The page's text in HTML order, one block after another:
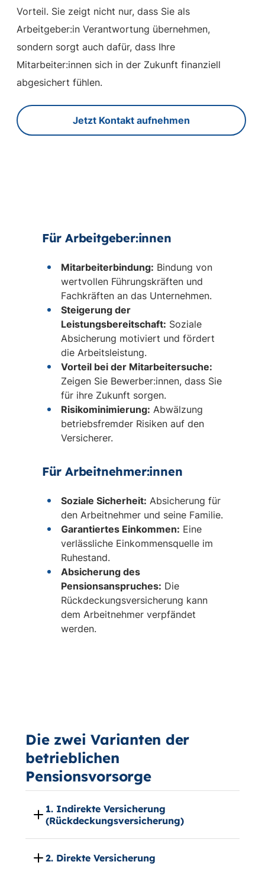
Vorteil. Sie zeigt nicht nur, dass Sie als
Arbeitgeber:in Verantwortung übernehmen,
sondern sorgt auch dafür, dass Ihre
Mitarbeiter:innen sich in der Zukunft finanziell
abgesichert fühlen.
Jetzt Kontakt aufnehmen
Für Arbeitgeber:innen
Mitarbeiterbindung: Bindung von
wertvollen Führungskräften und
Fachkräften an das Unternehmen.
Steigerung der
Leistungsbereitschaft: Soziale
Absicherung motiviert und fördert
die Arbeitsleistung.
Vorteil bei der Mitarbeitersuche:
Zeigen Sie Bewerber:innen, dass Sie
für ihre Zukunft sorgen.
Risikominimierung: Abwälzung
betriebsfremder Risiken auf den
Versicherer.
Für Arbeitnehmer:innen
Soziale Sicherheit: Absicherung für
den Arbeitnehmer und seine Familie.
Garantiertes Einkommen: Eine
verlässliche Einkommensquelle im
Ruhestand.
Absicherung des
Pensionsanspruches: Die
Rückdeckungsversicherung kann
dem Arbeitnehmer verpfändet
werden.
Die zwei Varianten der
betrieblichen
Pensionsvorsorge
1. Indirekte Versicherung
(Rückdeckungsversicherung)
2. Direkte Versicherung